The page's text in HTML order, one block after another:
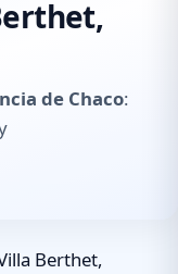
de Chaco:
Berthet,